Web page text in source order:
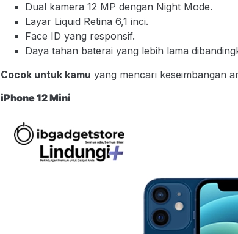
Dual kamera 12 MP dengan Night Mode.
Layar Liquid Retina 6,1 inci.
Face ID yang responsif.
Daya tahan baterai yang lebih lama
Cocok untuk kamu yang mencari keseimbangan
iPhone 12 Mini